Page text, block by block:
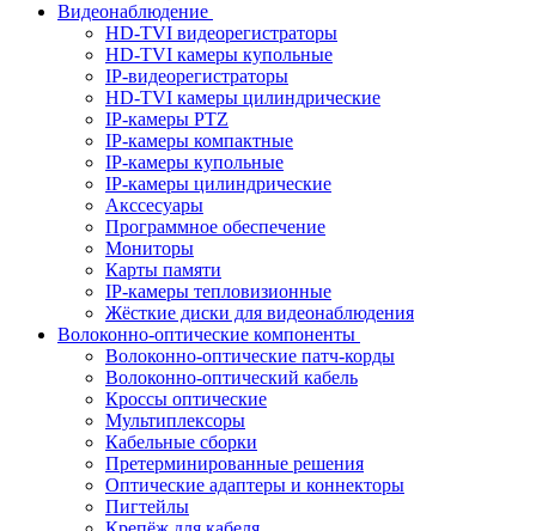
Видеонаблюдение
HD-TVI видеорегистраторы
HD-TVI камеры купольные
IP-видеорегистраторы
HD-TVI камеры цилиндрические
IP-камеры PTZ
IP-камеры компактные
IP-камеры купольные
IP-камеры цилиндрические
Акссесуары
Программное обеспечение
Мониторы
Карты памяти
IP-камеры тепловизионные
Жёсткие диски для видеонаблюдения
Волоконно-оптические компоненты
Волоконно-оптические патч-корды
Волоконно-оптический кабель
Кроссы оптические
Мультиплексоры
Кабельные сборки
Претерминированные решения
Оптические адаптеры и коннекторы
Пигтейлы